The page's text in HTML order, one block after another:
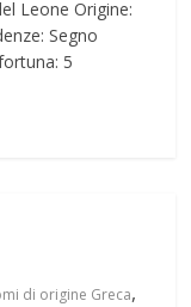
Leone Origine:
Segno
5
di origine Greca,